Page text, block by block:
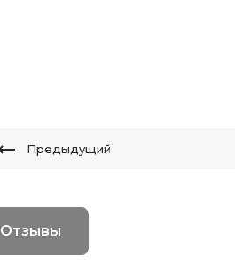
Предыдущий
Отзывы